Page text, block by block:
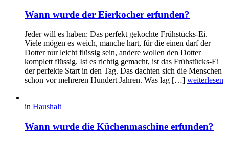
Wann wurde der Eierkocher erfunden?
Jeder will es haben: Das perfekt gekochte Frühstücks-Ei.
Viele mögen es weich, manche hart, für die einen darf der
Dotter nur leicht flüssig sein, andere wollen den Dotter
komplett flüssig. Ist es richtig gemacht, ist das Frühstücks-Ei
der perfekte Start in den Tag. Das dachten sich die Menschen
schon vor mehreren Hundert Jahren. Was lag […] weiterlesen
in Haushalt
Wann wurde die Küchenmaschine erfunden?